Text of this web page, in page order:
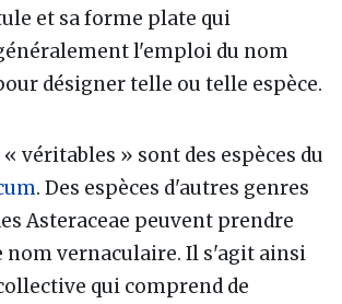
et sa forme plate qui
l'emploi du nom
désigner telle ou telle espèce.
véritables » sont des espèces du
. Des espèces d'autres genres
Asteraceae peuvent prendre
nom vernaculaire. Il s'agit ainsi
qui comprend de